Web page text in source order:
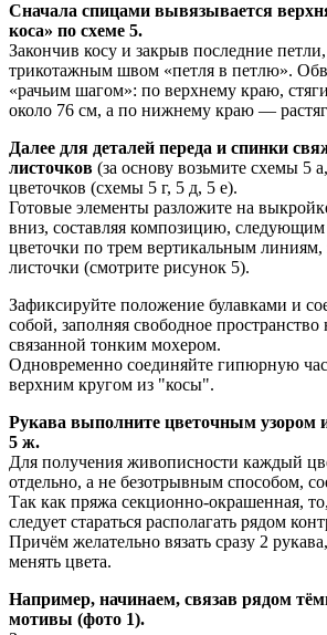
Сначала спицами вывязывается
коса» по схеме 5.
Закончив косу и закрыв последние
трикотажным швом «петля в петлю».
«рачьим шагом»: по верхнему краю,
около 76 см, а по нижнему краю —
Далее для деталей переда и спинки
листочков (за основу возьмите схемы 5
цветочков (схемы 5 г, 5 д, 5 е).
Готовые элементы разложите на
вниз, составляя композицию, следующим
цветочки по трем вертикальным линиям,
листочки (смотрите рисунок 5).
Зафиксируйте положение булавками и
собой, заполняя свободное пространство
связанной тонким мохером.
Одновременно соединяйте гипюрную
верхним кругом из "косы".
Рукава выполните цветочным узором
5 ж.
Для получения живописности каждый
отдельно, а не безотрывным способом,
Так как пряжа секционно-окрашенная,
следует стараться располагать рядом
Причём желательно вязать сразу 2
менять цвета.
Например, начинаем, связав рядом
мотивы (фото 1).